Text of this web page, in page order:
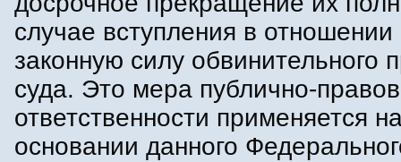
случае вступления в отношении
законную силу обвинительного
суда. Это мера публично-
ответственности применяется
основании данного